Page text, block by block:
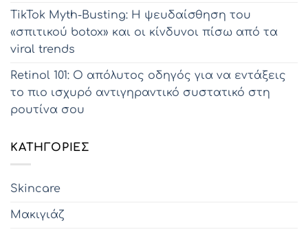
TikTok Myth-Busting: Η ψευδαίσθηση του
«σπιτικού botox» και οι κίνδυνοι πίσω από τα
viral trends
Retinol 101: Ο απόλυτος οδηγός για να εντάξεις
το πιο ισχυρό αντιγηραντικό συστατικό στη
ρουτίνα σου
KΑΤΗΓΟΡΊΕΣ
Skincare
Μακιγιάζ